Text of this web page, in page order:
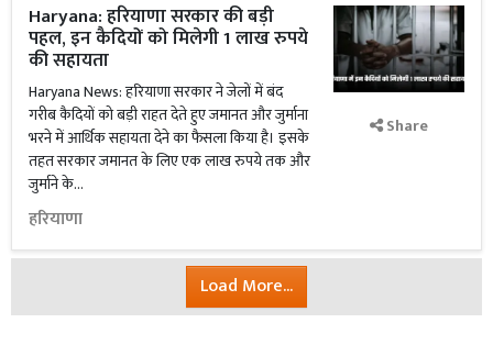
Haryana: हरियाणा सरकार की बड़ी
पहल, इन कैदियों को मिलेगी 1 लाख रुपये
की सहायता
Haryana News: हरियाणा सरकार ने जेलों में बंद
गरीब कैदियों को बड़ी राहत देते हुए जमानत और जुर्माना
भरने में आर्थिक सहायता देने का फैसला किया है। इसके
तहत सरकार जमानत के लिए एक लाख रुपये तक और
जुर्माने के...
हरियाणा
Share
Load More...